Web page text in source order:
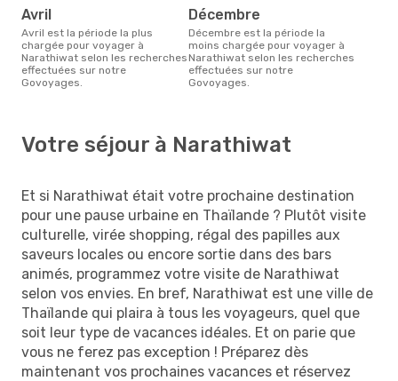
avril
avril est la période la plus
chargée pour voyager à
Narathiwat selon les recherches
effectuées sur notre
Govoyages.
décembre
décembre est la période la
moins chargée pour voyager à
Narathiwat selon les recherches
effectuées sur notre
Govoyages.
Votre séjour à Narathiwat
Et si Narathiwat était votre prochaine destination
pour une pause urbaine en Thaïlande ? Plutôt visite
culturelle, virée shopping, régal des papilles aux
saveurs locales ou encore sortie dans des bars
animés, programmez votre visite de Narathiwat
selon vos envies. En bref, Narathiwat est une ville de
Thaïlande qui plaira à tous les voyageurs, quel que
soit leur type de vacances idéales. Et on parie que
vous ne ferez pas exception ! Préparez dès
maintenant vos prochaines vacances et réservez